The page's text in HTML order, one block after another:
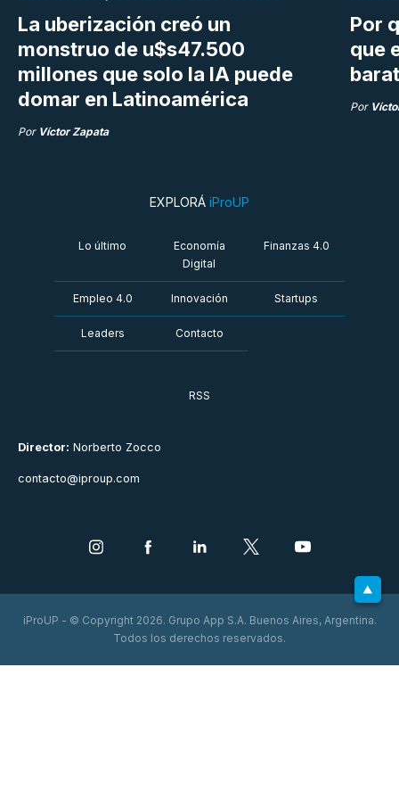
La uberización creó un
monstruo de u$s47.500
millones que solo la IA puede
domar en Latinoamérica
Por Víctor Zapata
Por
que
Por
Director: Norberto Zocco
contacto@iproup.com
EXPLORÁ iProUP
Lo último
Economía
Digital
Finanzas 4.0
Empleo 4.0 Innovación Startups
Leaders Contacto
RSS
iProUP - © Copyright 2026. Grupo App S.A. Buenos Aires, Argentina.
Todos los derechos reservados.